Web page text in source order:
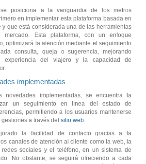
posiciona a la vanguardia de los metros
en implementar esta plataforma basada en
y que está considerada una de las herramientas
mercado. Esta plataforma, con un enfoque
optimizará la atención mediante el seguimiento
consulta, queja o sugerencia, mejorando
experiencia del viajero y la capacidad de
implementadas
novedades implementadas, se encuentra la
un seguimiento en línea del estado de
permitiendo a los usuarios mantenerse
a través del sitio web.
la facilidad de contacto gracias a la
canales de atención al cliente como la web, la
sociales y el teléfono, en un sistema de
No obstante, se seguirá ofreciendo a cada